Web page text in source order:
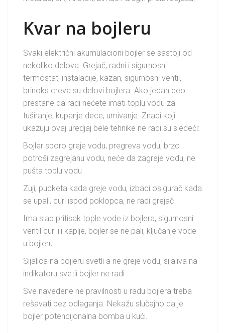
Kvar na bojleru
Svaki električni akumulacioni bojler se sastoji od
nekoliko delova. Grejač, radni i sigurnosni
termostat, instalacije, kazan, sigurnosni ventil,
brinoks creva su delovi bojlera. Ako jedan deo
prestane da radi nećete imati toplu vodu za
tuširanje, kupanje dece, umivanje. Znaci koji
ukazuju ovaj uredjaj bele tehnike ne radi su sledeći:
Bojler sporo greje vodu, pregreva vodu, brzo
potroši zagrejanu vodu, neće da zagreje vodu, ne
pušta toplu vodu
Zuji, pucketa kada greje vodu, izbaci osigurač kada
se upali, curi ispod poklopca, ne radi grejač
Ima slab pritisak tople vode iz bojlera, sigurnosni
ventil curi ili kaplje, bojler se ne pali, ključanje vode
u bojleru
Sijalica na bojleru svetli a ne greje vodu, sijaliva na
indikatoru svetli bojler ne radi
Sve navedene ne pravilnosti u radu bojlera treba
rešavati bez odlaganja. Nekažu slučajno da je
bojler potencijonalna bomba u kući.